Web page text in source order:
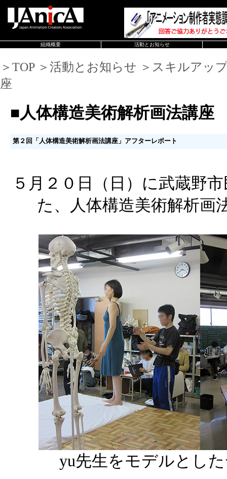
組織概要 活動とお知らせ
＞TOP ＞活動とお知らせ ＞スキルアッ
座
■人体構造美術解析画法講座
第２回「人体構造美術解析画法講座」アフターレポート
５月２０日（日）に武蔵野
た、人体構造美術解析画
yu先生をモデルとし